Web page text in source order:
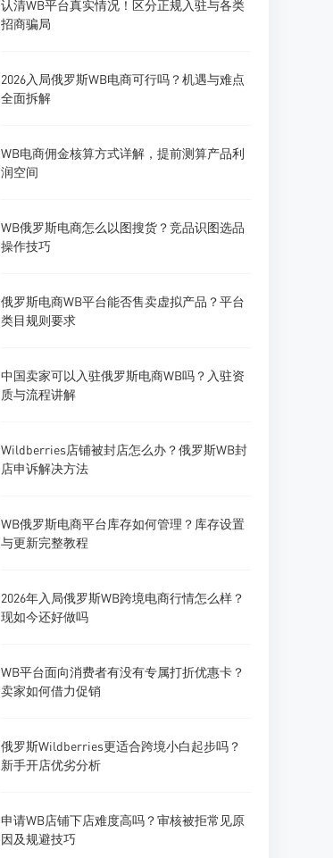
认清WB平台真实情况！区分正规入驻与各类
招商骗局
2026入局俄罗斯WB电商可行吗？机遇与难点
全面拆解
WB电商佣金核算方式详解，提前测算产品利
润空间
WB俄罗斯电商怎么以图搜货？竞品识图选品
操作技巧
俄罗斯电商WB平台能否售卖虚拟产品？平台
类目规则要求
中国卖家可以入驻俄罗斯电商WB吗？入驻资
质与流程讲解
Wildberries店铺被封店怎么办？俄罗斯WB封
店申诉解决方法
WB俄罗斯电商平台库存如何管理？库存设置
与更新完整教程
2026年入局俄罗斯WB跨境电商行情怎么样？
现如今还好做吗
WB平台面向消费者有没有专属打折优惠卡？
卖家如何借力促销
俄罗斯Wildberries更适合跨境小白起步吗？
新手开店优劣分析
申请WB店铺下店难度高吗？审核被拒常见原
因及规避技巧